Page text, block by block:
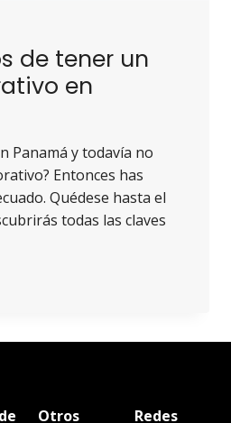
de tener un
en
Panamá y todavía no
Entonces has
Quédese hasta el
todas las claves
Otros Redes